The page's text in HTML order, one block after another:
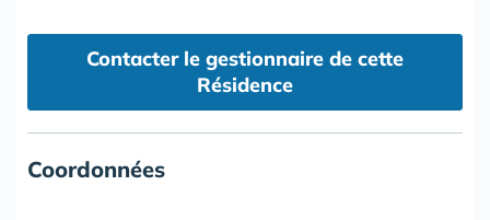
Contacter le gestionnaire de cette
Résidence
Coordonnées